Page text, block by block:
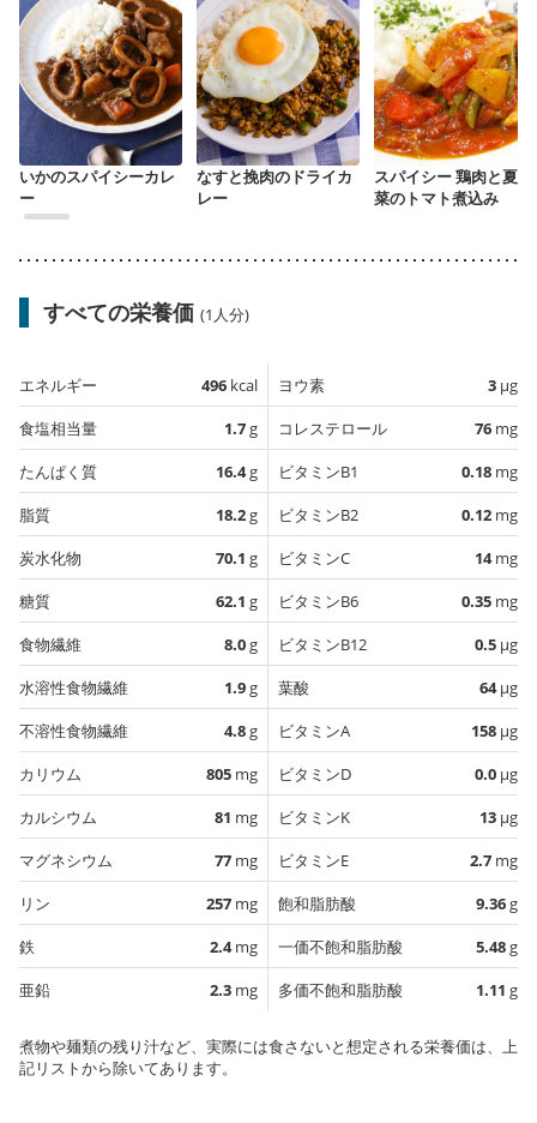
いかのスパイシーカレ
ー
なすと挽肉のドライカ
レー
スパイシー 鶏肉と夏野
菜のトマト煮込み
すべての栄養価 (1人分)
エネルギー 496 kcal
食塩相当量
1.7g
たんぱく質
16.4g
脂質
18.2g
炭水化物
70.1 g
糖質
62.1 g
食物繊維
8.0g
水溶性食物繊維
1.9g
不溶性食物繊維
4.8g
カリウム
805 mg
カルシウム
81 mg
マグネシウム
77 mg
リン
257 mg
鉄
2.4mg
亜鉛
2.3 mg
ヨウ素 3 µg
コレステロール
76 mg
ビタミンB1
0.18 mg
ビタミンB2
0.12 mg
ビタミンC
14mg
ビタミンB6
0.35 mg
ビタミンB12
0.5 µg
葉酸
64µg
ビタミンA
158 µg
ビタミンD
0.0 µg
ビタミンK
13 µg
ビタミンE
2.7 mg
飽和脂肪酸
9.36g
一価不飽和脂肪酸
5.48g
多価不飽和脂肪酸
1.11 g
煮物や麺類の残り汁など、実際には食さないと想定される栄養価は、上
記リストから除いてあります。